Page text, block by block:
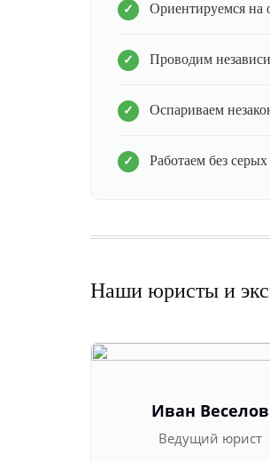
Ориентируемся на
Проводим
Оспариваем
Работаем без
Наши юристы и
Иван Веселов
Ведущий юрист